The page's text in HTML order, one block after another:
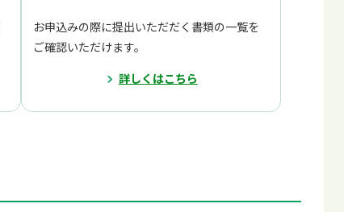
お申込みの際に提出いただだく書類の一覧を
ご確認いただけます。
詳しくはこちら